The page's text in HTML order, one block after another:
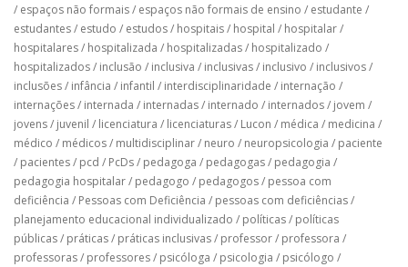
/ espaços não formais/ espaços não formais de ensino / estudante /
estudantes/ estudo / estudos/ hospitais/ hospital / hospitalar/
hospitalares/ hospitalizada / hospitalizadas/ hospitalizado /
hospitalizados/ inclusão / inclusiva / inclusivas/ inclusivo / inclusivos/
inclusões/ infância / infantil / interdisciplinaridade / internação /
internações/ internada / internadas/ internado / internados/ jovem /
jovens/ juvenil / licenciatura / licenciaturas/ Lucon / médica / medicina /
médico / médicos/ multidisciplinar/ neuro / neuropsicologia / paciente
/ pacientes/ pcd / PcDs/ pedagoga / pedagogas/ pedagogia /
pedagogia hospitalar/ pedagogo / pedagogos/ pessoa com
deficiência / Pessoas com Deficiência / pessoas com deficiências/
planejamento educacional individualizado / políticas/ políticas
públicas/ práticas/ práticas inclusivas/ professor/ professora /
professoras/ professores/ psicóloga / psicologia / psicólogo /